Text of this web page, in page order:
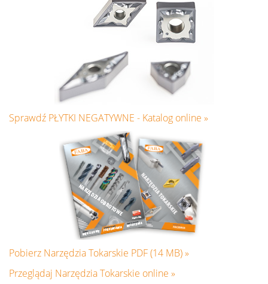
Sprawdź PŁYTKI NEGATYWNE - Katalog online »
Pobierz Narzędzia Tokarskie PDF (14 MB) »
Przeglądaj Narzędzia Tokarskie online »